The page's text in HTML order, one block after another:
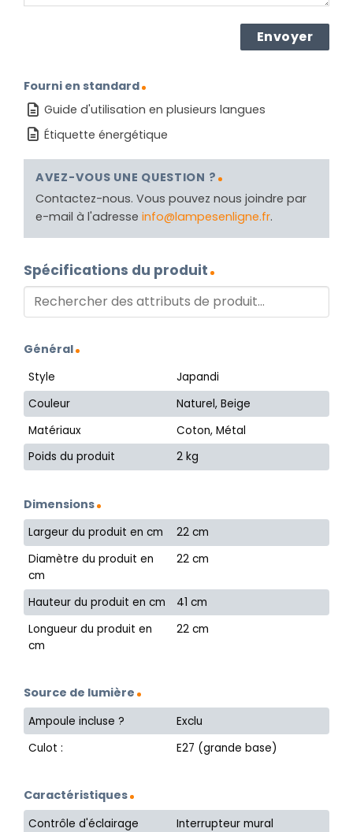
Fourni en standard
Guide d'utilisation en plusieurs langues
Étiquette énergétique
AVEZ-VOUS UNE QUESTION ?
Contactez-nous. Vous pouvez nous joindre par
e-mail à l'adresse info@lampesenligne.fr.
Spécifications du produit
Général
Style
Japandi
Couleur
Naturel, Beige
Matériaux
Coton, Métal
Poids du produit
2 kg
Dimensions
Largeur du produit en cm
22 cm
Diamètre du produit en
cm
22 cm
Hauteur du produit en cm
41 cm
Longueur du produit en
cm
22 cm
Source de lumière
Ampoule incluse ?
Exclu
Culot :
E27 (grande base)
Caractéristiques
Contrôle d'éclairage
Interrupteur mural